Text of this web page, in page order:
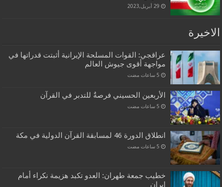
29 أبريل,2023
الاخيرة
عراقجي: القوات المسلحة الإيرانية أثبتت قدراتها في
مواجهة أقوى جيوش العالم
الأربعين الحسيني فرصةٌ للتدبر في القرآن
انطلاق الدورة 46 لمسابقة القرآن الدولية في مكة
خطيب جمعة طهران: العدو تكبد هزيمة نكراء أمام
إيران